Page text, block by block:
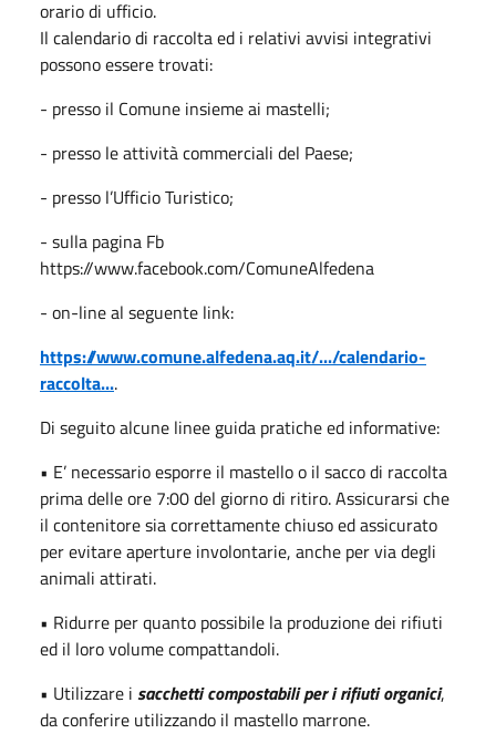
orario di ufficio.
Il calendario di raccolta ed i relativi avvisi integrativi
possono essere trovati:
- presso il Comune insieme ai mastelli;
- presso le attività commerciali del Paese;
- presso l’Ufficio Turistico;
- sulla pagina Fb
https://www.facebook.com/ComuneAlfedena
- on-line al seguente link:
https://www.comune.alfedena.aq.it/.../calendario-
raccolta....
Di seguito alcune linee guida pratiche ed informative:
• E’ necessario esporre il mastello o il sacco di raccolta
prima delle ore 7:00 del giorno di ritiro. Assicurarsi che
il contenitore sia correttamente chiuso ed assicurato
per evitare aperture involontarie, anche per via degli
animali attirati.
• Ridurre per quanto possibile la produzione dei rifiuti
ed il loro volume compattandoli.
• Utilizzare i sacchetti compostabili per i rifiuti organici,
da conferire utilizzando il mastello marrone.